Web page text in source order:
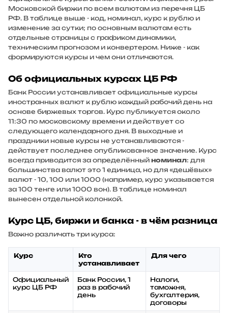
Московской биржи по всем валютам из перечня ЦБ
РФ. В таблице выше - код, номинал, курс к рублю и
изменение за сутки; по основным валютам есть
отдельные страницы с графиком динамики,
техническим прогнозом и конвертером. Ниже - как
формируются курсы и чем они отличаются.
Об официальных курсах ЦБ РФ
Банк России устанавливает официальные курсы
иностранных валют к рублю каждый рабочий день на
основе биржевых торгов. Курс публикуется около
11:30 по московскому времени и действует со
следующего календарного дня. В выходные и
праздники новые курсы не устанавливаются -
действует последнее опубликованное значение. Курс
всегда приводится за определённый номинал: для
большинства валют это 1 единица, но для «дешёвых»
валют - 10, 100 или 1000 (например, курс указывается
за 100 тенге или 1000 вон). В таблице номинал
вынесен отдельной колонкой.
Курс ЦБ, биржи и банка - в чём разница
Важно различать три курса:
Курс
Кто
устанавливает
Для чего
Официальный
курс ЦБ РФ
Банк России, 1
раз в рабочий
день
Налоги,
таможня,
бухгалтерия,
договоры